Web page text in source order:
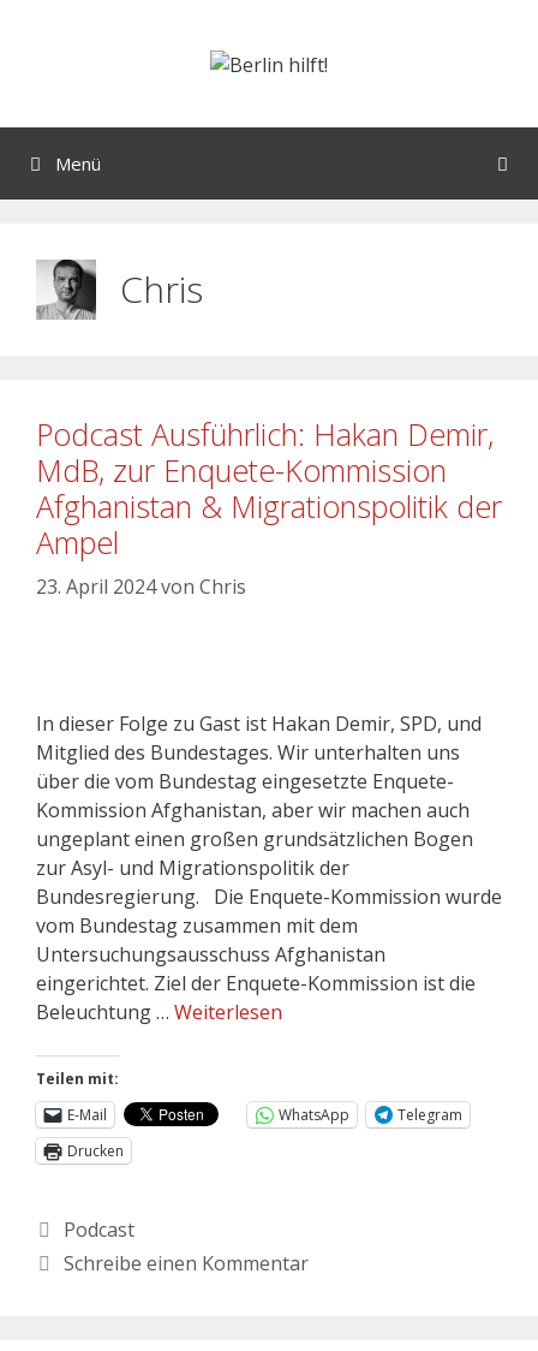
Menü
Chris
Podcast Ausführlich: Hakan Demir,
MdB, zur Enquete-Kommission
Afghanistan & Migrationspolitik der
Ampel
23. April 2024von Chris
In dieser Folge zu Gast ist Hakan Demir, SPD, und
Mitglied des Bundestages. Wir unterhalten uns
über die vom Bundestag eingesetzte Enquete-
Kommission Afghanistan, aber wir machen auch
ungeplant einen großen grundsätzlichen Bogen
zur Asyl- und Migrationspolitik der
Bundesregierung. Die Enquete-Kommission wurde
vom Bundestag zusammen mit dem
Untersuchungsausschuss Afghanistan
eingerichtet. Ziel der Enquete-Kommission ist die
Beleuchtung … Weiterlesen
Teilen mit:
E-Mail
WhatsApp
Telegram
Drucken
Podcast
Schreibe einen Kommentar